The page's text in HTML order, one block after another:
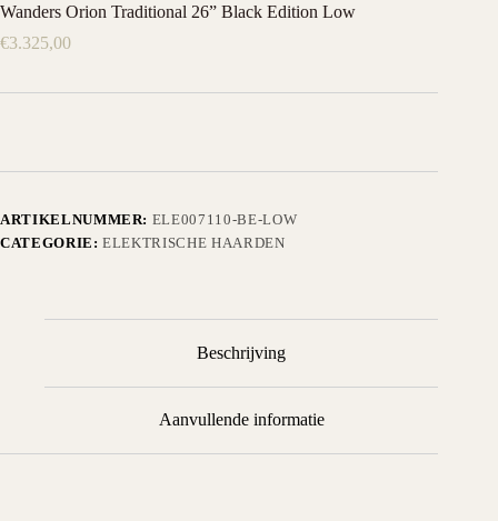
Wanders Orion Traditional 26” Black Edition Low
€3.325,00
ARTIKELNUMMER: ELE007110-BE-LOW
CATEGORIE:ELEKTRISCHE HAARDEN
Beschrijving
Aanvullende informatie